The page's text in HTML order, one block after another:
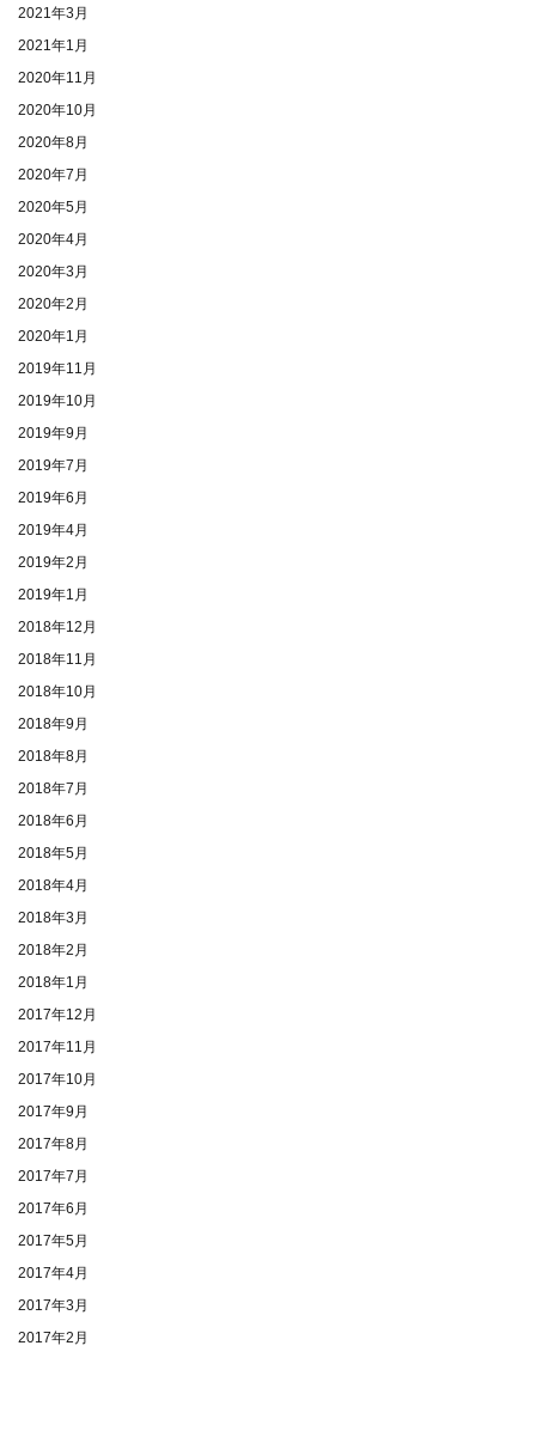
2021年3月
2021年1月
2020年11月
2020年10月
2020年8月
2020年7月
2020年5月
2020年4月
2020年3月
2020年2月
2020年1月
2019年11月
2019年10月
2019年9月
2019年7月
2019年6月
2019年4月
2019年2月
2019年1月
2018年12月
2018年11月
2018年10月
2018年9月
2018年8月
2018年7月
2018年6月
2018年5月
2018年4月
2018年3月
2018年2月
2018年1月
2017年12月
2017年11月
2017年10月
2017年9月
2017年8月
2017年7月
2017年6月
2017年5月
2017年4月
2017年3月
2017年2月